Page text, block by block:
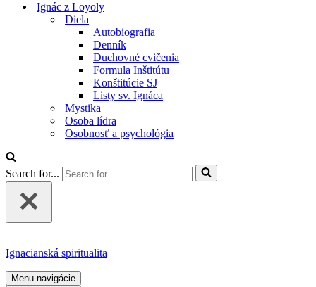
Ignác z Loyoly
Diela
Autobiografia
Denník
Duchovné cvičenia
Formula Inštitútu
Konštitúcie SJ
Listy sv. Ignáca
Mystika
Osoba lídra
Osobnosť a psychológia
Search for...
Ignacianská spiritualita
Menu navigácie